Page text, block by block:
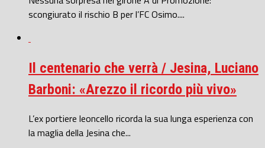
scongiurato il rischio B per l’FC Osimo....
Il centenario che verrà / Jesina, Luciano
Barboni: «Arezzo il ricordo più vivo»
L’ex portiere leoncello ricorda la sua lunga esperienza con
la maglia della Jesina che...